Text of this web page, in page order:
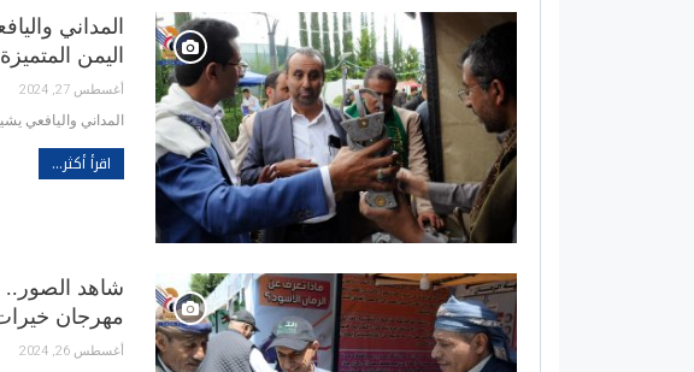
المداني
اليمن المتميزة
أغسطس 27, 2024
المداني واليافعي
اقرأ أكثر...
شاهد الصور..
مهرجان
أغسطس 26, 2024